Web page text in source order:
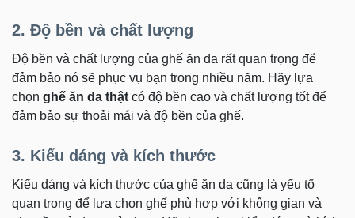
2. Độ bền và chất lượng
Độ bền và chất lượng của ghế ăn da rất quan trọng để
đảm bảo nó sẽ phục vụ bạn trong nhiều năm. Hãy lựa
chọn ghế ăn da thật có độ bền cao và chất lượng tốt để
đảm bảo sự thoải mái và độ bền của ghế.
3. Kiểu dáng và kích thước
Kiểu dáng và kích thước của ghế ăn da cũng là yếu tố
quan trọng để lựa chọn ghế phù hợp với không gian và